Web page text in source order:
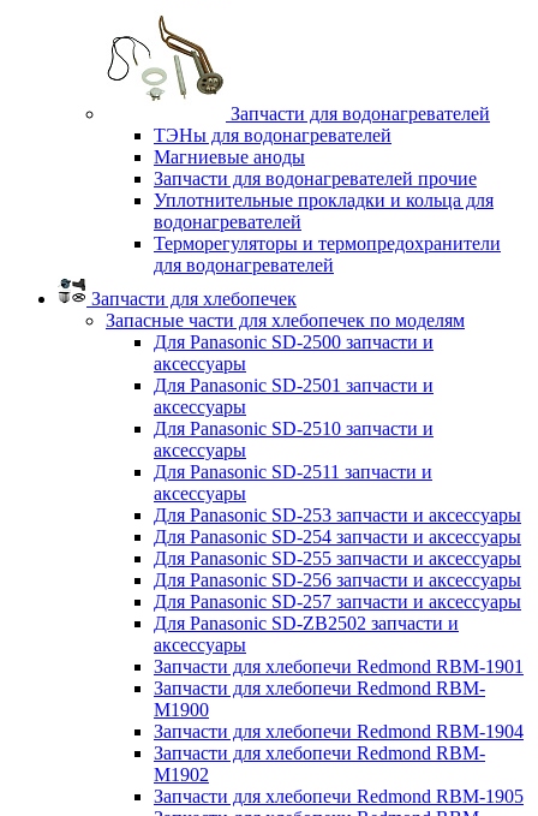
Запчасти для водонагревателей
ТЭНы для водонагревателей
Магниевые аноды
Запчасти для водонагревателей прочие
Уплотнительные прокладки и кольца для
водонагревателей
Терморегуляторы и термопредохранители
для водонагревателей
Запчасти для хлебопечек
Запасные части для хлебопечек по моделям
Для Panasonic SD-2500 запчасти и
аксессуары
Для Panasonic SD-2501 запчасти и
аксессуары
Для Panasonic SD-2510 запчасти и
аксессуары
Для Panasonic SD-2511 запчасти и
аксессуары
Для Panasonic SD-253 запчасти и аксессуары
Для Panasonic SD-254 запчасти и аксессуары
Для Panasonic SD-255 запчасти и аксессуары
Для Panasonic SD-256 запчасти и аксессуары
Для Panasonic SD-257 запчасти и аксессуары
Для Panasonic SD-ZB2502 запчасти и
аксессуары
Запчасти для хлебопечи Redmond RBM-1901
Запчасти для хлебопечи Redmond RBM-
M1900
Запчасти для хлебопечи Redmond RBM-1904
Запчасти для хлебопечи Redmond RBM-
M1902
Запчасти для хлебопечи Redmond RBM-1905